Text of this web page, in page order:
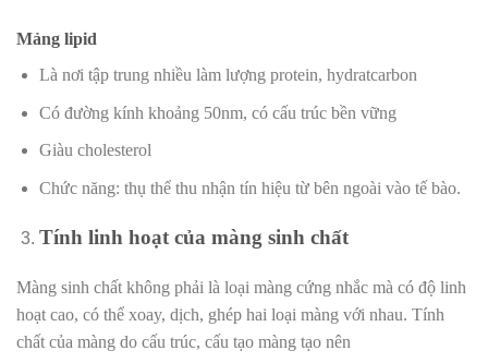
Mảng lipid
Là nơi tập trung nhiều làm lượng protein, hydratcarbon
Có đường kính khoảng 50nm, có cấu trúc bền vững
Giàu cholesterol
Chức năng: thụ thể thu nhận tín hiệu từ bên ngoài vào tế bào.
Tính linh hoạt của màng sinh chất
Màng sinh chất không phải là loại màng cứng nhắc mà có độ linh
hoạt cao, có thể xoay, dịch, ghép hai loại màng với nhau. Tính
chất của màng do cấu trúc, cấu tạo màng tạo nên